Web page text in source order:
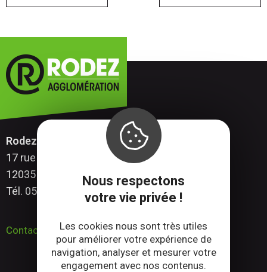
Rodez Agglomération
17 rue Aristide Briand – CS 53531
12035 Rodez CEDEX 9 – Aveyron
Tél. 05 65 73 83 00
Contactez-nous
Nous respectons
votre vie privée !
Les cookies nous sont très utiles
pour améliorer votre expérience de
navigation, analyser et mesurer votre
engagement avec nos contenus.